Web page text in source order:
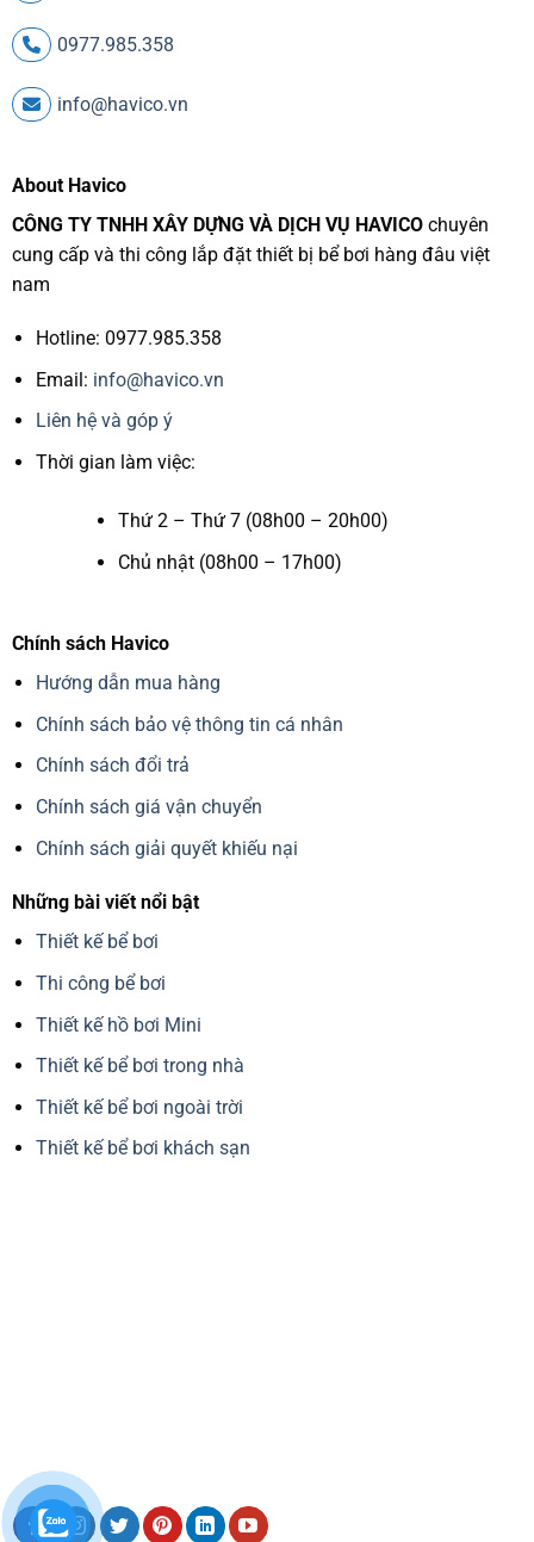
0977.985.358
info@havico.vn
About Havico
CÔNG TY TNHH XÂY DỰNG VÀ DỊCH VỤ HAVICO chuyên
cung cấp và thi công lắp đặt thiết bị bể bơi hàng đâu việt
nam
Hotline: 0977.985.358
Email: info@havico.vn
Liên hệ và góp ý
Thời gian làm việc:
Thứ 2 – Thứ 7 (08h00 – 20h00)
Chủ nhật (08h00 – 17h00)
Chính sách Havico
Hướng dẫn mua hàng
Chính sách bảo vệ thông tin cá nhân
Chính sách đổi trả
Chính sách giá vận chuyển
Chính sách giải quyết khiếu nại
Những bài viết nổi bật
Thiết kế bể bơi
Thi công bể bơi
Thiết kế hồ bơi Mini
Thiết kế bể bơi trong nhà
Thiết kế bể bơi ngoài trời
Thiết kế bể bơi khách sạn